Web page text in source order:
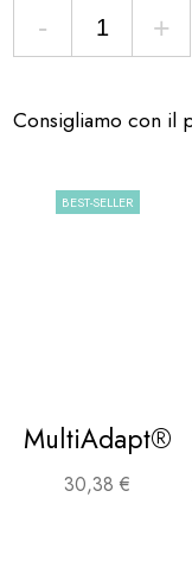
- +
Consigliamo con il
BEST-SELLER
MultiAdapt®
30,38€